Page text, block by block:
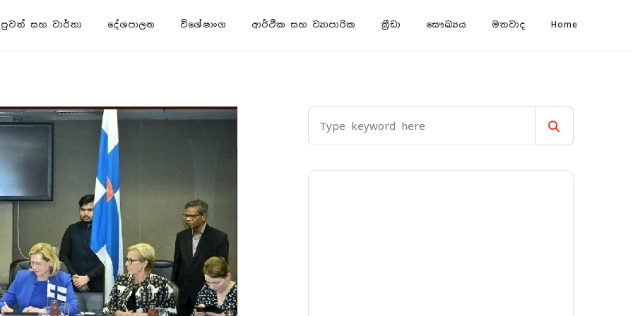
පුවත් සහ වාර්තා දේශපාලන විශේෂාංග ආර්ථික සහ ව්‍යාපාරික ක්‍රීඩා සෞඛ්‍යය මතවාද Home